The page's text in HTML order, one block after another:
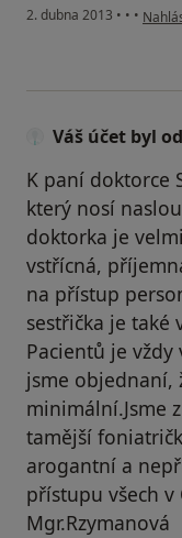
2. dubna 2013 • • • podle
Váš účet byl
K paní doktorce
který nosí
doktorka je
vstřícná,
na přístup
sestřička je také
Pacientů je
jsme objednaní,
minimální.Jsme
tamější
arogantní a
přístupu všech v
Mgr.Rzymanová